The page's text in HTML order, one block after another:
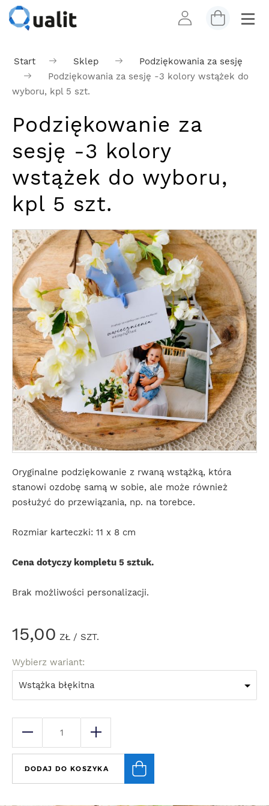
Start Sklep
Podziękowania za sesję
Podziękowania za sesję -3 kolory wstążek do
wyboru, kpl 5 szt.
Podziękowanie za
sesję -3 kolory
wstążek do wyboru,
kpl 5 szt.
Oryginalne podziękowanie z rwaną wstążką, która
stanowi ozdobę samą w sobie, ale może również
posłużyć do przewiązania, np. na torebce.
Rozmiar karteczki: 11 x 8 cm
Cena dotyczy kompletu 5 sztuk.
Brak możliwości personalizacji.
15,00 ZŁ / SZT.
Wybierz wariant:
Wstążka błękitna
DODAJ DO KOSZYKA